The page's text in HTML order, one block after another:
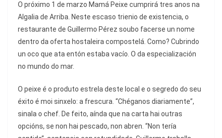
O próximo 1 de marzo Mamá Peixe cumprirá tres anos na
Algalia de Arriba. Neste escaso trienio de existencia, o
restaurante de Guillermo Pérez soubo facerse un nome
dentro da oferta hostaleira compostelá. Como? Cubrindo
un oco que ata entón estaba vacío. O da especialización
no mundo do mar.
O peixe é o produto estrela deste local e o segredo do seu
éxito é moi sinxelo: a frescura. “Chéganos diariamente”,
sinala o chef. De feito, aínda que na carta hai outras
opcións, se non hai pescado, non abren. “Non tería